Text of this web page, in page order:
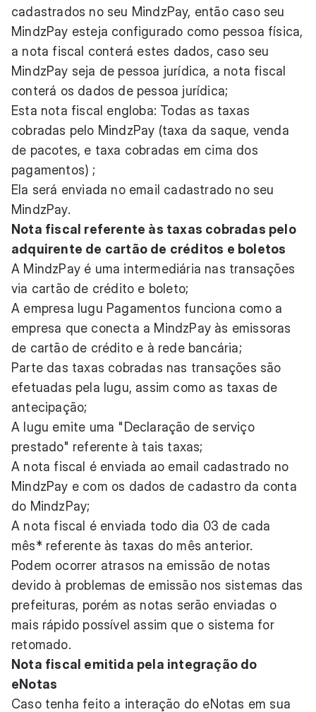
cadastrados no seu MindzPay, então caso seu
MindzPay esteja configurado como pessoa física,
a nota fiscal conterá estes dados, caso seu
MindzPay seja de pessoa jurídica, a nota fiscal
conterá os dados de pessoa jurídica;
Esta nota fiscal engloba: Todas as taxas
cobradas pelo MindzPay (taxa da saque, venda
de pacotes, e taxa cobradas em cima dos
pagamentos) ;
Ela será enviada no email cadastrado no seu
MindzPay.
Nota fiscal referente às taxas cobradas pelo
adquirente de cartão de créditos e boletos
A MindzPay é uma intermediária nas transações
via cartão de crédito e boleto;
A empresa Iugu Pagamentos funciona como a
empresa que conecta a MindzPay às emissoras
de cartão de crédito e à rede bancária;
Parte das taxas cobradas nas transações são
efetuadas pela Iugu, assim como as taxas de
antecipação;
A Iugu emite uma "Declaração de serviço
prestado" referente à tais taxas;
A nota fiscal é enviada ao email cadastrado no
MindzPay e com os dados de cadastro da conta
do MindzPay;
A nota fiscal é enviada todo dia 03 de cada
mês* referente às taxas do mês anterior.
Podem ocorrer atrasos na emissão de notas
devido à problemas de emissão nos sistemas das
prefeituras, porém as notas serão enviadas o
mais rápido possível assim que o sistema for
retomado.
Nota fiscal emitida pela integração do
eNotas
Caso tenha feito a interação do eNotas em sua